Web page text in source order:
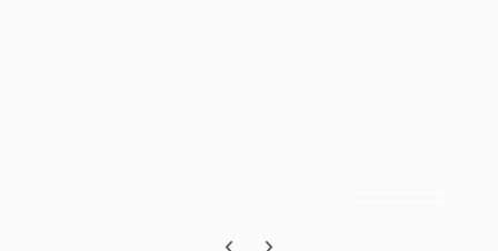
Previous carousel slide
Next carousel slide